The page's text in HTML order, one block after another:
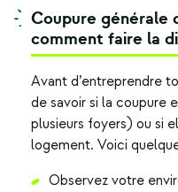
Coupure générale
comment faire la
Avant d’entreprendre
de savoir si la coupure
plusieurs foyers) ou si
logement. Voici
Observez votre